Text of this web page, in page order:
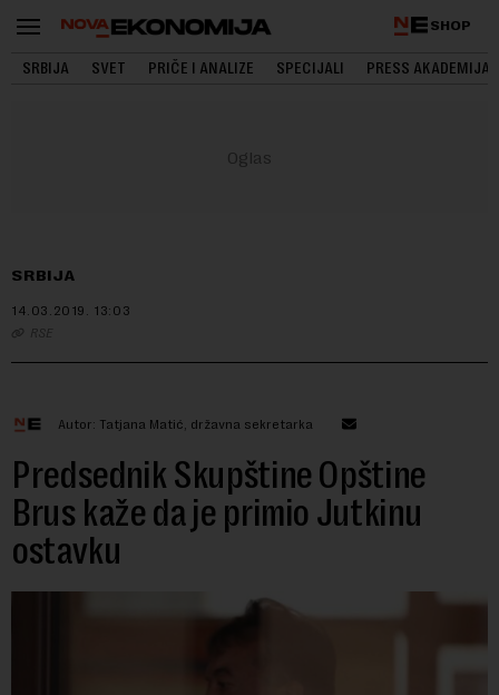
SHOP
SRBIJA SVET PRIČE I ANALIZE SPECIJALI PRESS AKADEMIJA
SRBIJA
14.03.2019. 13:03
RSE
Autor: Tatjana Matić, državna sekretarka
Predsednik Skupštine Opštine
Brus kaže da je primio Jutkinu
ostavku